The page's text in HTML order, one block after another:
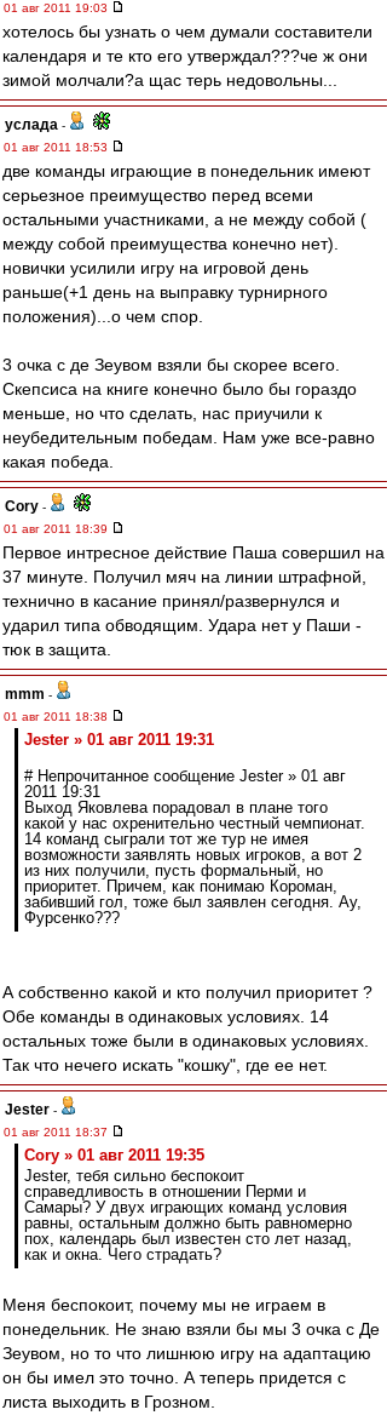
01 авг 2011 19:03
хотелось бы узнать о чем думали составители
календаря и те кто его утверждал???че ж они
зимой молчали?а щас терь недовольны...
услада -
01 авг 2011 18:53
две команды играющие в понедельник имеют
серьезное преимущество перед всеми
остальными участниками, а не между собой (
между собой преимущества конечно нет).
новички усилили игру на игровой день
раньше(+1 день на выправку турнирного
положения)...о чем спор.
3 очка с де Зеувом взяли бы скорее всего.
Скепсиса на книге конечно было бы гораздо
меньше, но что сделать, нас приучили к
неубедительным победам. Нам уже все-равно
какая победа.
Cory -
01 авг 2011 18:39
Первое интресное действие Паша совершил на
37 минуте. Получил мяч на линии штрафной,
технично в касание принял/развернулся и
ударил типа обводящим. Удара нет у Паши -
тюк в защита.
mmm -
01 авг 2011 18:38
Jester » 01 авг 2011 19:31
# Непрочитанное сообщение Jester » 01 авг
2011 19:31
Выход Яковлева порадовал в плане того
какой у нас охренительно честный чемпионат.
14 команд сыграли тот же тур не имея
возможности заявлять новых игроков, а вот 2
из них получили, пусть формальный, но
приоритет. Причем, как понимаю Короман,
забивший гол, тоже был заявлен сегодня. Ау,
Фурсенко???
А собственно какой и кто получил приоритет ?
Обе команды в одинаковых условиях. 14
остальных тоже были в одинаковых условиях.
Так что нечего искать "кошку", где ее нет.
Jester -
01 авг 2011 18:37
Cory » 01 авг 2011 19:35
Jester, тебя сильно беспокоит
справедливость в отношении Перми и
Самары? У двух играющих команд условия
равны, остальным должно быть равномерно
пох, календарь был известен сто лет назад,
как и окна. Чего страдать?
Меня беспокоит, почему мы не играем в
понедельник. Не знаю взяли бы мы 3 очка с Де
Зеувом, но то что лишнюю игру на адаптацию
он бы имел это точно. А теперь придется с
листа выходить в Грозном.